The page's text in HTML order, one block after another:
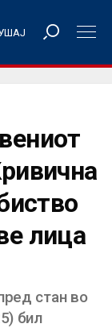
лица
стан во
бил